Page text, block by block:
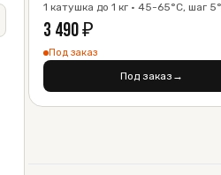
1 катушка до 1 кг · 45-65°C, шаг
3 490₽
Под заказ
Под заказ →